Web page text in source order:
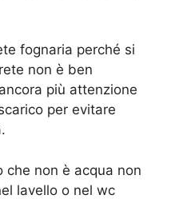
fognaria perché si
non è ben
più attenzione
per evitare
non è acqua non
lavello o nel wc